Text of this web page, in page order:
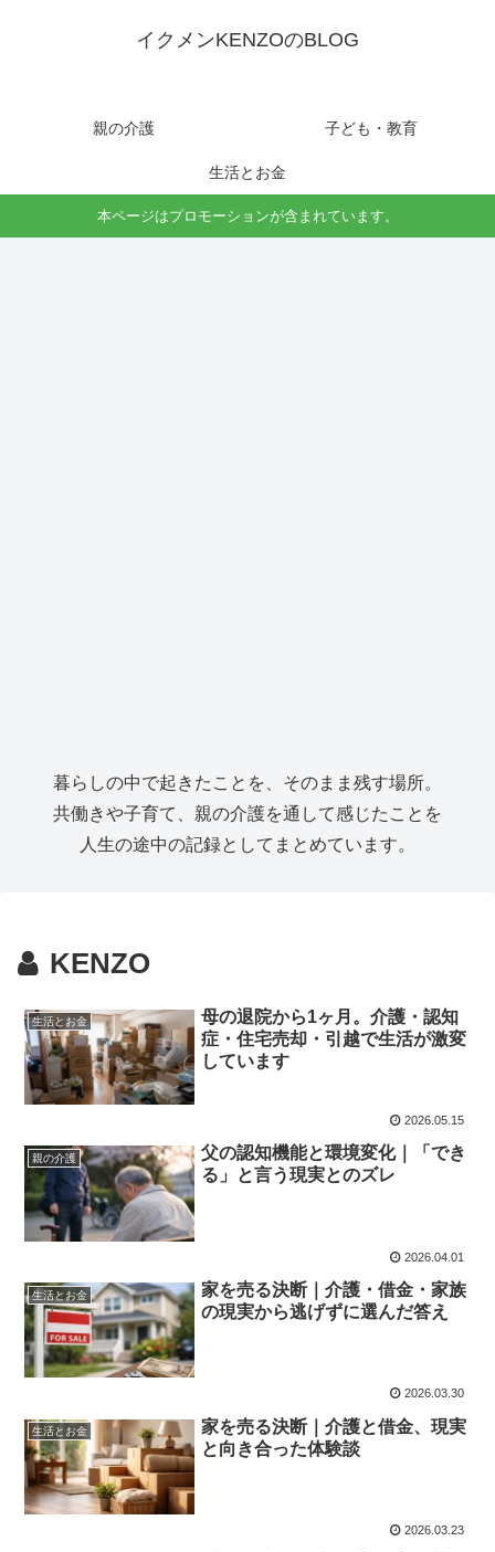
イクメンKENZOのBLOG
親の介護 子ども・教育
生活とお金
本ページはプロモーションが含まれています。
暮らしの中で起きたことを、そのまま残す場所。
共働きや子育て、親の介護を通して感じたことを
人生の途中の記録としてまとめています。
KENZO
生活とお金
母の退院から1ヶ月。介護・認知
症・住宅売却・引越で生活が激変
しています
2026.05.15
親の介護
父の認知機能と環境変化｜「でき
る」と言う現実とのズレ
2026.04.01
生活とお金
家を売る決断｜介護・借金・家族
の現実から逃げずに選んだ答え
2026.03.30
生活とお金
家を売る決断｜介護と借金、現実
と向き合った体験談
2026.03.23